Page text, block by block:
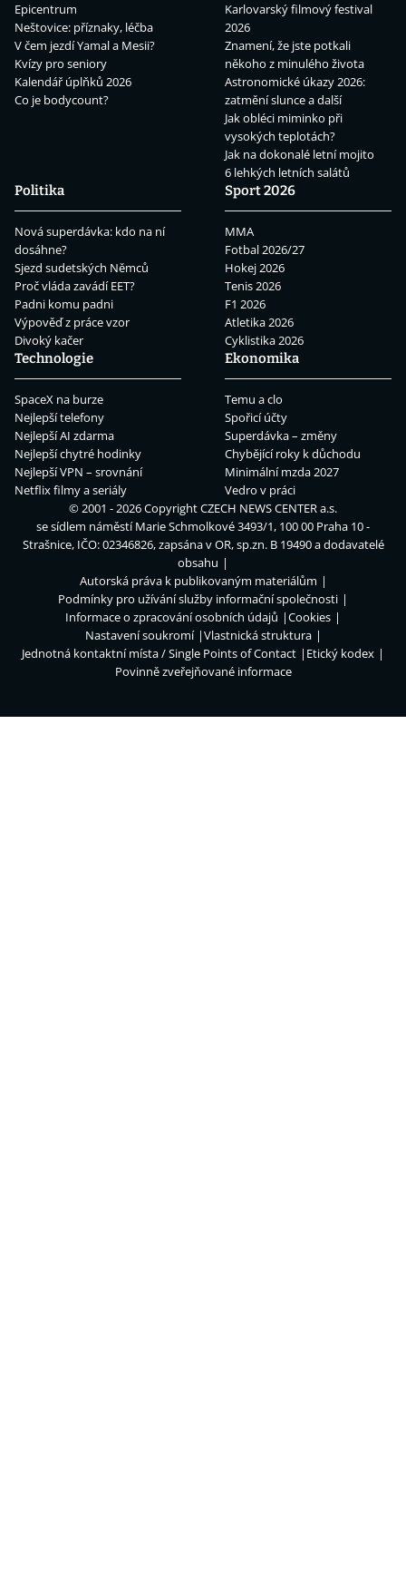
Epicentrum
Neštovice: příznaky, léčba
V čem jezdí Yamal a Mesii?
Kvízy pro seniory
Kalendář úplňků 2026
Co je bodycount?
Karlovarský filmový festival
2026
Znamení, že jste potkali
někoho z minulého života
Astronomické úkazy 2026:
zatmění slunce a další
Jak obléci miminko při
vysokých teplotách?
Jak na dokonalé letní mojito
6 lehkých letních salátů
Politika
Nová superdávka: kdo na ní
dosáhne?
Sjezd sudetských Němců
Proč vláda zavádí EET?
Padni komu padni
Výpověď z práce vzor
Divoký kačer
Sport 2026
MMA
Fotbal 2026/27
Hokej 2026
Tenis 2026
F1 2026
Atletika 2026
Cyklistika 2026
Technologie
SpaceX na burze
Nejlepší telefony
Nejlepší AI zdarma
Nejlepší chytré hodinky
Nejlepší VPN – srovnání
Netflix filmy a seriály
Ekonomika
Temu a clo
Spořicí účty
Superdávka – změny
Chybějící roky k důchodu
Minimální mzda 2027
Vedro v práci
© 2001 - 2026 CopyrightCZECH NEWS CENTER a.s.
se sídlem náměstí Marie Schmolkové 3493/1, 100 00 Praha 10 -
Strašnice, IČO: 02346826, zapsána v OR, sp.zn. B 19490 a dodavatelé
obsahu
Autorská práva k publikovaným materiálům
Podmínky pro užívání služby informační společnosti
Informace o zpracování osobních údajů
Cookies
Nastavení soukromí
Vlastnická struktura
Jednotná kontaktní místa / Single Points of Contact
Etický kodex
Povinně zveřejňované informace